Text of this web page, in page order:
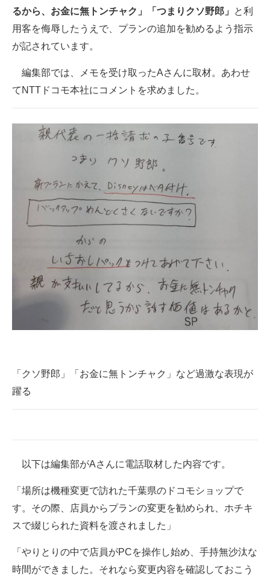
スマホと通信の最新トレンド
進化するPCとデバイスの未来
好きが集まる 比べて選べる
ビジネスと働き方のヒント
マーケ×ITの今がよく分かる
ITエンジニア向け専門サイト
IT製品の技術・比較・事例
製造業のIT導入・活用を支援
電子設計の基本と応用
るから、お金に無トンチャク」「つまりクソ野郎」
と利
用客を侮辱したうえで、プランの追加を勧めるよう指示
が記されています。
編集部では、メモを受け取ったAさんに取材。あわせ
てNTTドコモ本社にコメントを求めました。
「クソ野郎」「お金に無トンチャク」など過激な表現が
躍る
以下は編集部がAさんに電話取材した内容です。
「場所は機種変更で訪れた千葉県のドコモショップで
す。その際、店員からプランの変更を勧められ、ホチキ
スで綴じられた資料を渡されました」
「やりとりの中で店員がPCを操作し始め、手持無沙汰な
時間ができました。それなら変更内容を確認しておこう